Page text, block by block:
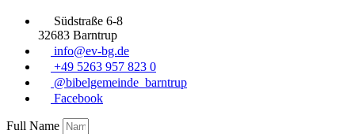
Südstraße 6-8
32683 Barntrup
info@ev-bg.de
+49 5263 957 823 0
@bibelgemeinde_barntrup
Facebook
Full Name